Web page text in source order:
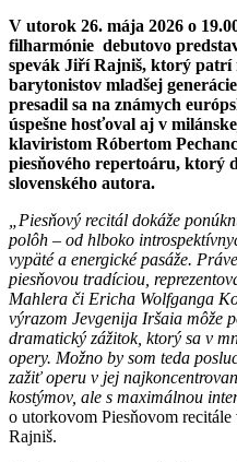
V utorok 26. mája 2026 o
filharmónie debutovo
spevák Jiří Rajniš, ktorý patrí
barytonistov mladšej
presadil sa na známych
úspešne hosťoval aj v
klaviristom Róbertom
piesňového repertoáru, ktorý
slovenského autora.
„Piesňový recitál dokáže
polôh – od hlboko
vypäté a energické pasáže.
piesňovou tradíciou,
Mahlera či Ericha Wolfganga
výrazom Jevgenija Iršaia môže
dramatický zážitok, ktorý sa v
opery. Možno by som teda
zažiť operu v jej
kostýmov, ale s maximálnou
o utorkovom Piesňovom
Rajniš.